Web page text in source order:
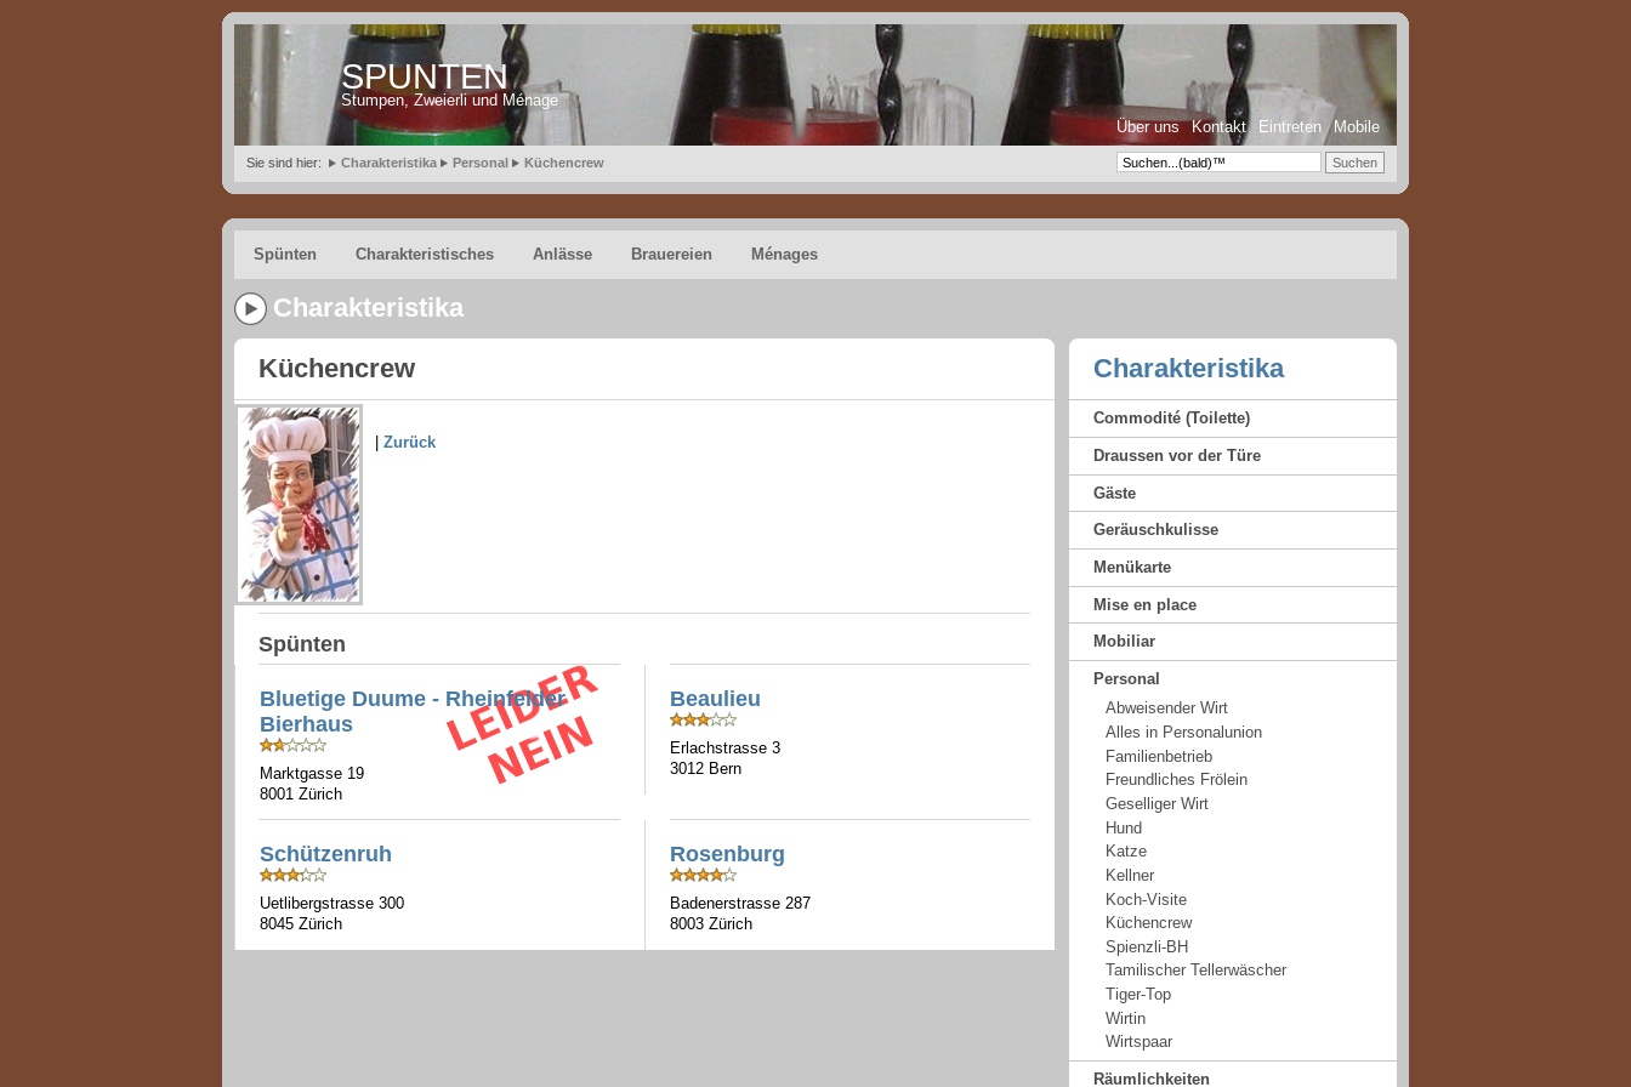
SPUNTEN
Stumpen, Zweierli und Ménage
Über uns
Kontakt Eintreten Mobile
Sie sind hier: Charakteristika Personal Küchencrew
Spünten Charakteristisches Anlässe Brauereien Ménages
Charakteristika
Küchencrew
Zurück
Spünten
Beaulieu
Erlachstrasse 3
3012 Bern
Bluetige Duume - Rheinfelder
Bierhaus
Marktgasse 19
8001 Zürich
Rosenburg
Badenerstrasse 287
8003 Zürich
Schützenruh
Uetlibergstrasse 300
8045 Zürich
Charakteristika
Commodité (Toilette)
Draussen vor der Türe
Gäste
Geräuschkulisse
Menükarte
Mise en place
Mobiliar
Personal
Abweisender Wirt
Alles in Personalunion
Familienbetrieb
Freundliches Frölein
Geselliger Wirt
Hund
Katze
Kellner
Koch-Visite
Küchencrew
Spienzli-BH
Tamilischer Tellerwäscher
Tiger-Top
Wirtin
Wirtspaar
Räumlichkeiten